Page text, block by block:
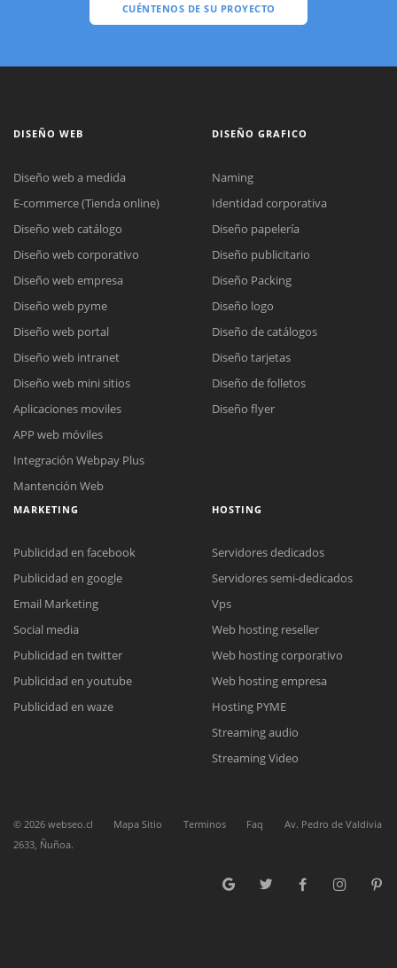
CUÉNTENOS DE SU PROYECTO
Reunión online
Nuestros ejecutivos le enviarán un correo electrónico con el enlace a
Meet para la reunión online.
Cotización
Complete el formulario y nos contactaremos a la brevedad.
Chat Online
para enviarnos un correo electrónico con sus datos personales.
DISEÑO WEB
Diseño web a medida
E-commerce (Tienda online)
Diseño web catálogo
Diseño web corporativo
Diseño web empresa
Diseño web pyme
Diseño web portal
Diseño web intranet
Diseño web mini sitios
Aplicaciones moviles
APP web móviles
Integración Webpay Plus
Mantención Web
DISEÑO GRAFICO
Naming
Identidad corporativa
Diseño papelería
Diseño publicitario
Diseño Packing
Diseño logo
Diseño de catálogos
Diseño tarjetas
Diseño de folletos
Diseño flyer
MARKETING
Publicidad en facebook
Publicidad en google
Email Marketing
Social media
Publicidad en twitter
Publicidad en youtube
Publicidad en waze
HOSTING
Servidores dedicados
Servidores semi-dedicados
Vps
Web hosting reseller
Web hosting corporativo
Web hosting empresa
Hosting PYME
Streaming audio
Streaming Video
© 2026 webseo.cl Mapa Sitio Terminos Faq
Av. Pedro de Valdivia
2633, Ñuñoa.